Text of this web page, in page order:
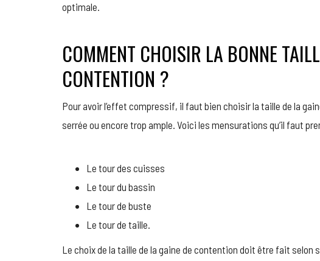
optimale.
COMMENT CHOISIR LA BONNE
CONTENTION ?
Pour avoir l’effet compressif, il faut bien choisir la taille de la
serrée ou encore trop ample. Voici les mensurations qu’il faut
Le tour des cuisses
Le tour du bassin
Le tour de buste
Le tour de taille.
Le choix de la taille de la gaine de contention doit être fait selon